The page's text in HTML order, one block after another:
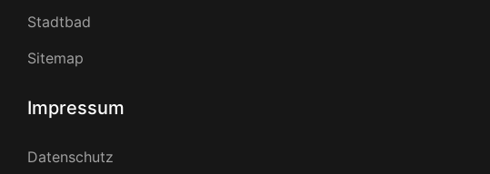
Stadtbad
Sitemap
Impressum
Datenschutz